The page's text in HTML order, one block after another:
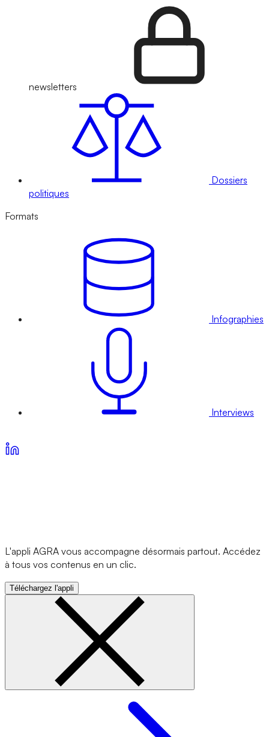
newsletters
Dossiers
politiques
Formats
Infographies
Interviews
L'appli AGRA vous accompagne désormais partout. Accédez
à tous vos contenus en un clic.
Téléchargez l'appli